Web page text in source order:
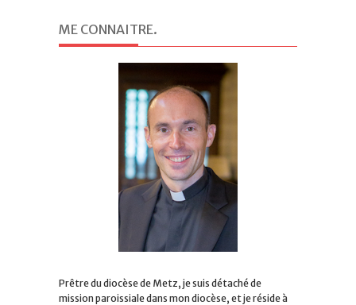
ME CONNAITRE.
Prêtre du diocèse de Metz, je suis détaché de
mission paroissiale dans mon diocèse, et je réside à